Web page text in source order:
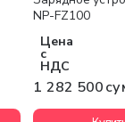
NP-FZ100
Цена
с
НДС
1 282 500